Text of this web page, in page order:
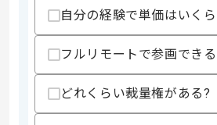
その他募集要項
商談回数
自分の経験で単価はいく
フルリモートで参画でき
どれくらい裁量権がある?